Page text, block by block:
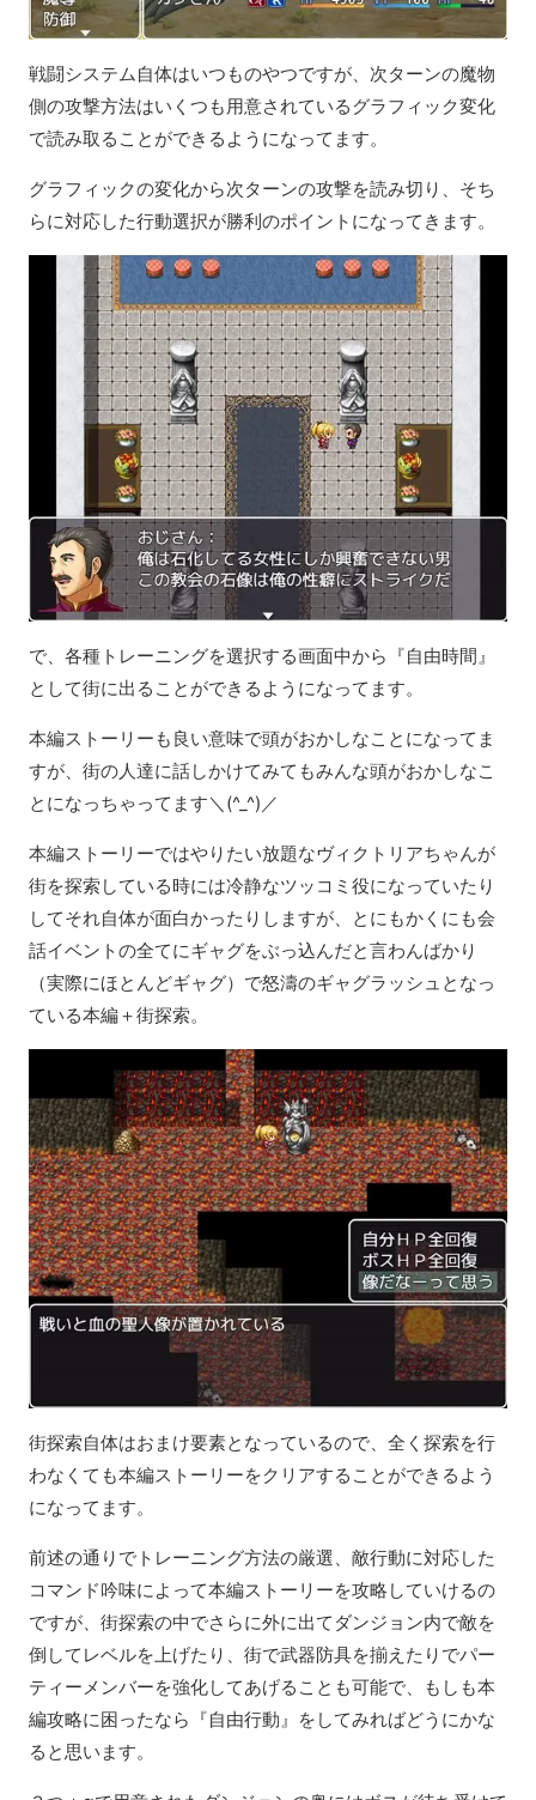
戦闘システム自体はいつものやつですが、次ターンの魔物
側の攻撃方法はいくつも用意されているグラフィック変化
で読み取ることができるようになってます。
グラフィックの変化から次ターンの攻撃を読み切り、そち
らに対応した行動選択が勝利のポイントになってきます。
で、各種トレーニングを選択する画面中から『自由時間』
として街に出ることができるようになってます。
本編ストーリーも良い意味で頭がおかしなことになってま
すが、街の人達に話しかけてみてもみんな頭がおかしなこ
とになっちゃってます＼(^_^)／
本編ストーリーではやりたい放題なヴィクトリアちゃんが
街を探索している時には冷静なツッコミ役になっていたり
してそれ自体が面白かったりしますが、とにもかくにも会
話イベントの全てにギャグをぶっ込んだと言わんばかり
（実際にほとんどギャグ）で怒濤のギャグラッシュとなっ
ている本編＋街探索。
街探索自体はおまけ要素となっているので、全く探索を行
わなくても本編ストーリーをクリアすることができるよう
になってます。
前述の通りでトレーニング方法の厳選、敵行動に対応した
コマンド吟味によって本編ストーリーを攻略していけるの
ですが、街探索の中でさらに外に出てダンジョン内で敵を
倒してレベルを上げたり、街で武器防具を揃えたりでパー
ティーメンバーを強化してあげることも可能で、もしも本
編攻略に困ったなら『自由行動』をしてみればどうにかな
ると思います。